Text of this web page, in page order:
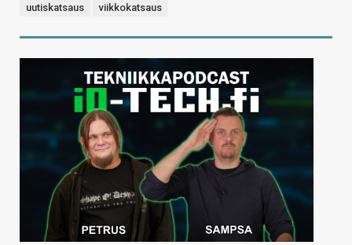
uutiskatsaus
viikkokatsaus